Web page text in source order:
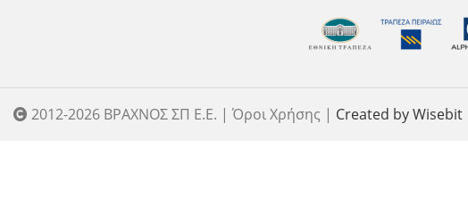
2012-2026 ΒΡΑΧΝΟΣ ΣΠ Ε.Ε. | Όροι Χρήσης | Created by Wisebit